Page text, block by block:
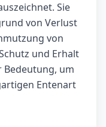
Sie
von Verlust
von
und Erhalt
Bedeutung, um
Entenart